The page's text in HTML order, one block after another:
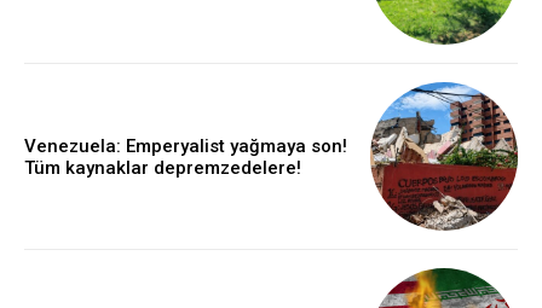
Venezuela: Emperyalist yağmaya son!
Tüm kaynaklar depremzedelere!